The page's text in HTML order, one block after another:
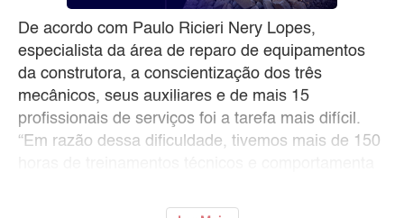
De acordo com Paulo Ricieri Nery Lopes,
especialista da área de reparo de equipamentos
da construtora, a conscientização dos três
mecânicos, seus auxiliares e de mais 15
profissionais de serviços foi a tarefa mais difícil.
“Em razão dessa dificuldade, tivemos mais de 150